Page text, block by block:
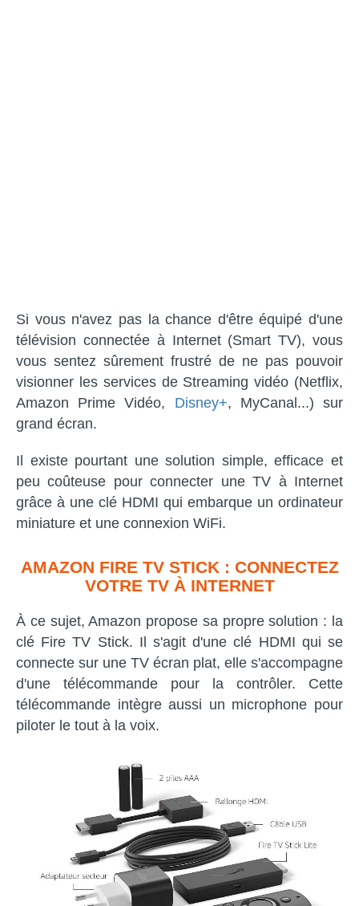
Si vous n'avez pas la chance d'être équipé d'une
télévision connectée à Internet (Smart TV), vous
vous sentez sûrement frustré de ne pas pouvoir
visionner les services de Streaming vidéo (Netflix,
Amazon Prime Vidéo, Disney+, MyCanal...) sur
grand écran.
Il existe pourtant une solution simple, efficace et
peu coûteuse pour connecter une TV à Internet
grâce à une clé HDMI qui embarque un ordinateur
miniature et une connexion WiFi.
AMAZON FIRE TV STICK : CONNECTEZ
VOTRE TV À INTERNET
À ce sujet, Amazon propose sa propre solution : la
clé Fire TV Stick. Il s'agit d'une clé HDMI qui se
connecte sur une TV écran plat, elle s'accompagne
d'une télécommande pour la contrôler. Cette
télécommande intègre aussi un microphone pour
piloter le tout à la voix.